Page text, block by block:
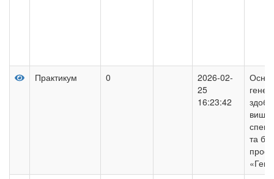
Практикум 0
2026-02-
25
16:23:42
та